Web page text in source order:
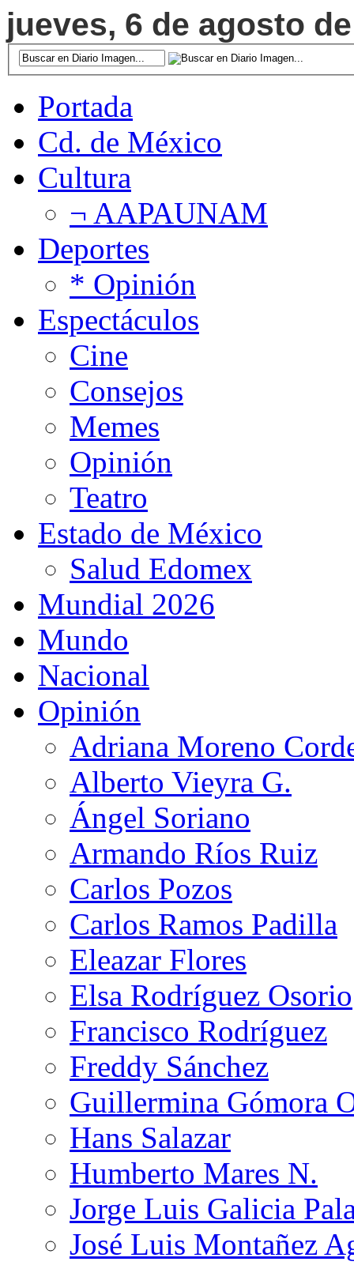
jueves, 6 de agosto
Portada
Cd. de México
Cultura
¬ AAPAUNAM
Deportes
* Opinión
Espectáculos
Cine
Consejos
Memes
Opinión
Teatro
Estado de México
Salud Edomex
Mundial 2026
Mundo
Nacional
Opinión
Adriana Moreno
Alberto Vieyra G.
Ángel Soriano
Armando Ríos Ruiz
Carlos Pozos
Carlos Ramos Padilla
Eleazar Flores
Elsa Rodríguez Osorio
Francisco Rodríguez
Freddy Sánchez
Guillermina Gómora
Hans Salazar
Humberto Mares N.
Jorge Luis Galicia
José Luis Montañez